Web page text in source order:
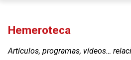
Hemeroteca
Artículos, programas, vídeos…